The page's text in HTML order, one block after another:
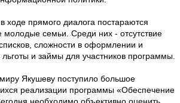
ходе прямого диалога постараются
семьи. Среди них - отсутствие
сложности в оформлении и
и займы для участников программы.
Якушеву поступило большое
реализации программы «Обеспечение